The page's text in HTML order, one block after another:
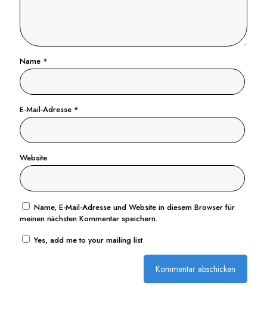
Name *
E-Mail-Adresse *
Website
Name, E-Mail-Adresse und Website in diesem Browser für
meinen nächsten Kommentar speichern.
Yes, add me to your mailing list